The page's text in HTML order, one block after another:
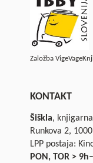
Založba
KONTAKT
Šiškla,
Runkova 2,
LPP postaja:
PON, TOR >